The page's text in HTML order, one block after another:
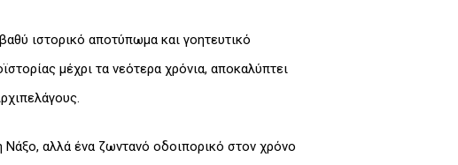
ιστορικό αποτύπωμα και γοητευτικό
μέχρι τα νεότερα χρόνια, αποκαλύπτει
Νάξο, αλλά ένα ζωντανό οδοιπορικό στον χρόνο